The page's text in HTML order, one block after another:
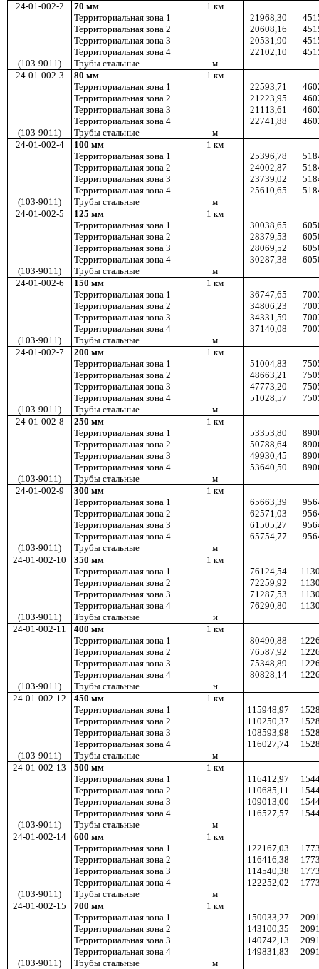
24-01-002-2
70 мм 1 км
Территориальная зона 1
21968,30
Территориальная зона 2
20608,16
Территориальная зона 3
20531,90
Территориальная зона 4
22102,10
(103-9011)
Трубы стальные
м
24-01-002-3
80 мм 1 км
Территориальная зона 1
22593,71
Территориальная зона 2
21223,95
Территориальная зона 3
21113,61
Территориальная зона 4
22741,88
(103-9011)
Трубы стальные
м
24-01-002-4
100 мм 1 км
Территориальная зона 1
25396,78
Территориальная зона 2
24002,87
Территориальная зона 3
23739,02
Территориальная зона 4
25610,65
(103-9011)
Трубы стальные
м
24-01-002-5
125 мм 1 км
Территориальная зона 1
30038,65
Территориальная зона 2
28379,53
Территориальная зона 3
28069,52
Территориальная зона 4
30287,38
(103-9011)
Трубы стальные
м
24-01-002-6
150 мм 1 км
Территориальная зона 1
36747,65
Территориальная зона 2
34806,23
Территориальная зона 3
34331,59
Территориальная зона 4
37140,08
(103-9011)
Трубы стальные
м
24-01-002-7
200 мм 1 км
Территориальная зона 1
51004,83
Территориальная зона 2
48663,21
Территориальная зона 3
47773,20
Территориальная зона 4
51028,57
(103-9011)
Трубы стальные
м
24-01-002-8
250 мм 1 км
Территориальная зона 1
53353,80
Территориальная зона 2
50788,64
Территориальная зона 3
49930,45
Территориальная зона 4
53640,50
(103-9011)
Трубы стальные
м
24-01-002-9
300 мм
1 км
Территориальная зона 1
65663,39
Территориальная зона 2
62571,03
Территориальная зона 3
61505,27
Территориальная зона 4
65754,77
(103-9011)
Трубы стальные
м
24-01-002-10
350 мм
1 км
Территориальная зона 1
76124,54
Территориальная зона 2
72259,92
Территориальная зона 3
71287,53
Территориальная зона 4
76290,80
(103-9011)
Трубы стальные
и
24-01-002-11
400 мм
1 км
Территориальная зона 1
80490,88
Территориальная зона 2
76587,92
Территориальная зона 3
75348,89
Территориальная зона 4
80828,14
(103-9011)
Трубы стальные
н
24-01-002-12
450 мм
1 км
Территориальная зона 1
115948,97
Территориальная зона 2
110250,37
Территориальная зона 3
108593,98
Территориальная зона 4
116027,74
(103-9011)
Трубы стальные
м
24-01-002-13
500 мм
1 км
Территориальная зона 1
116412,97
Территориальная зона 2
110685,11
Территориальная зона 3
109013,00
Территориальная зона 4
116527,57
(103-9011)
Трубы стальные
м
24-01-002-14
600 мм
1 км
Территориальная зона 1
122167,03
Территориальная зона 2
116416,38
Территориальная зона 3
114540,38
Территориальная зона 4
122252,02
(103-9011)
Трубы стальные
м
24-01-002-15
700 мм
1 км
Территориальная зона 1
150033,27
Территориальная зона 2
143100,35
Территориальная зона 3
140742,13
Территориальная зона 4
149831,83
(103-9011)
Трубы стальные
м